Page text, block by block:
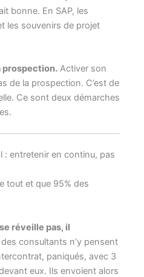
bonne. En SAP, les
les souvenirs de projet
prospection. Activer son
de la prospection. C’est de
Ce sont deux démarches
: entretenir en continu, pas
tout et que 95% des
réveille pas, il
consultants n’y pensent
paniqués, avec 3
eux. Ils envoient alors